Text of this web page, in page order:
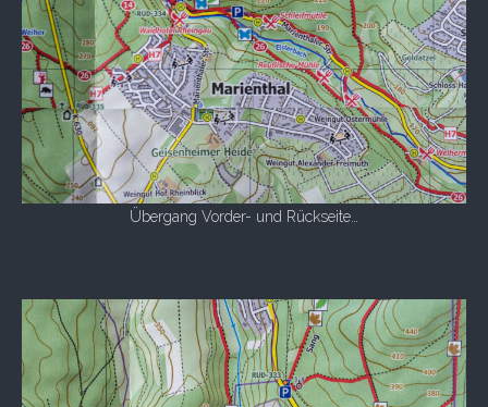
Übergang Vorder- und Rückseite…